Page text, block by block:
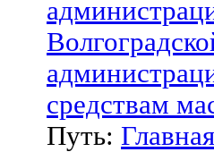
средствам
Путь: Главная